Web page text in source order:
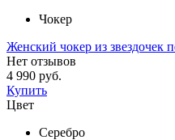
Чокер
Женский чокер из звездочек
Нет отзывов
4 990 руб.
Купить
Цвет
Серебро